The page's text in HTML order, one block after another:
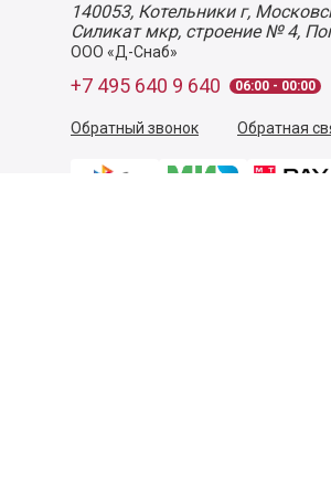
140053, Котельники г,
Силикат мкр, строение № 4,
ООО «Д-Снаб»
+7 495 640 9 640 06:00 - 00:00
Обратный звонок Обратная